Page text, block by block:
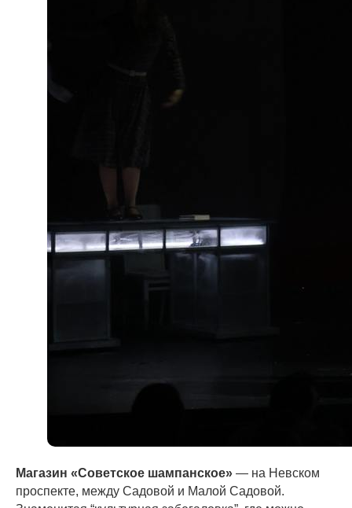
Магазин «Советское шампанское» — на Невском
проспекте, между Садовой и Малой Садовой.